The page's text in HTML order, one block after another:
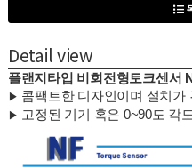
Detail view
플랜지타입 비회전형토크센서
▶ 콤팩트한 디자인이며 설치가
▶ 고정된 기기 혹은 0~90도 각